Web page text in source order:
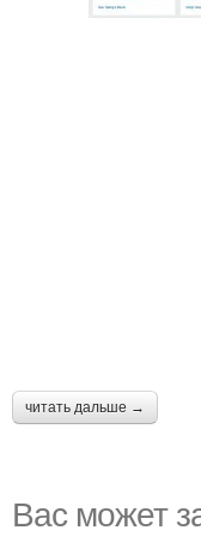
читать дальше →
Вас может